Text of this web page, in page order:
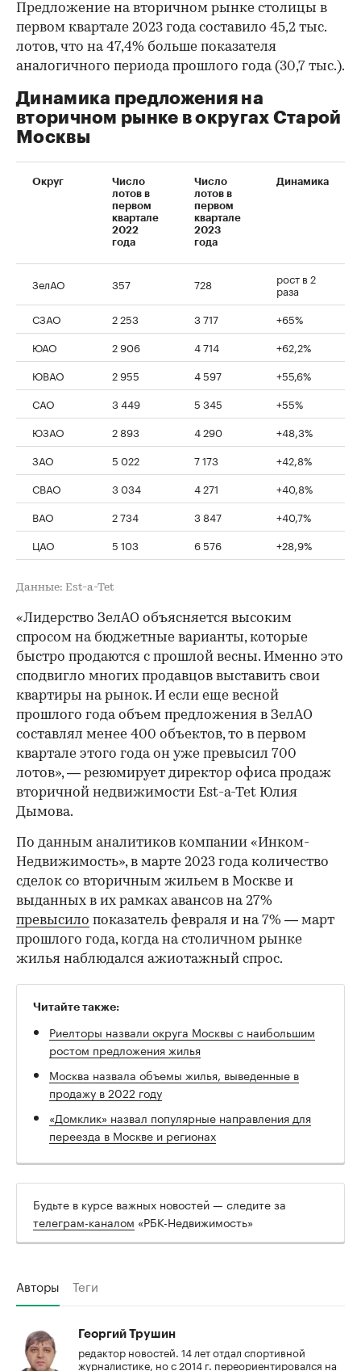
00:00 / 00:00
Предложение на вторичном рынке столицы в
первом квартале 2023 года составило 45,2 тыс.
лотов, что на 47,4% больше показателя
аналогичного периода прошлого года (30,7 тыс.).
Динамика предложения на
вторичном рынке в округах Старой
Москвы
Округ
Число
лотов в
первом
квартале
2022
года
Число
лотов в
первом
квартале
2023
года
Динамика
ЗелАО 357 728 рост в 2
раза
СЗАО
2 253 3 717
+65%
ЮАО
2 906 4 714
+62,2%
ЮВАО
2 955 4 597
+55,6%
САО
3 449 5 345
+55%
ЮЗАО
2 893 4 290
+48,3%
ЗАО
5 022 7 173
+42,8%
СВАО
3 034 4 271
+40,8%
ВАО
2 734 3 847
+40,7%
ЦАО
5 103 6 576 +28,9%
Данные: Est-a-Tet
«Лидерство ЗелАО объясняется высоким
спросом на бюджетные варианты, которые
быстро продаются с прошлой весны. Именно это
сподвигло многих продавцов выставить свои
квартиры на рынок. И если еще весной
прошлого года объем предложения в ЗелАО
составлял менее 400 объектов, то в первом
квартале этого года он уже превысил 700
лотов», — резюмирует директор офиса продаж
вторичной недвижимости Est-a-Tet Юлия
Дымова.
По данным аналитиков компании «Инком-
Недвижимость», в марте 2023 года количество
сделок со вторичным жильем в Москве и
выданных в их рамках авансов на 27%
превысило показатель февраля и на 7% — март
прошлого года, когда на столичном рынке
жилья наблюдался ажиотажный спрос.
Читайте также:
Риелторы назвали округа Москвы с наибольшим
ростом предложения жилья
Москва назвала объемы жилья, выведенные в
продажу в 2022 году
«Домклик» назвал популярные направления для
переезда в Москве и регионах
Будьте в курсе важных новостей — следите за
телеграм-каналом «РБК-Недвижимость»
Авторы Теги
Георгий Трушин
редактор новостей. 14 лет отдал спортивной
журналистике, но с 2014 г. переориентировался на